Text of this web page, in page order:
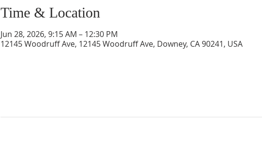
Time & Location
Jun 28, 2026, 9:15 AM – 12:30 PM
12145 Woodruff Ave, 12145 Woodruff Ave, Downey, CA 90241, USA